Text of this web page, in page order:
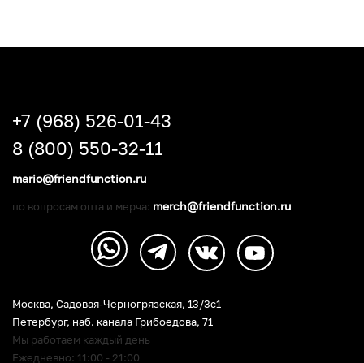
Москва, Садовая-Черногрязская, 13/3c1
Петербург, наб. канала Грибоедова, 71
Мы работаем каждый день
Ежедневно: 11:00 - 21:00
+7 (968) 526-01-43
8 (800) 550-32-11
mario@friendfunction.ru
по вопросам опта и мерча: merch@friendfunction.ru